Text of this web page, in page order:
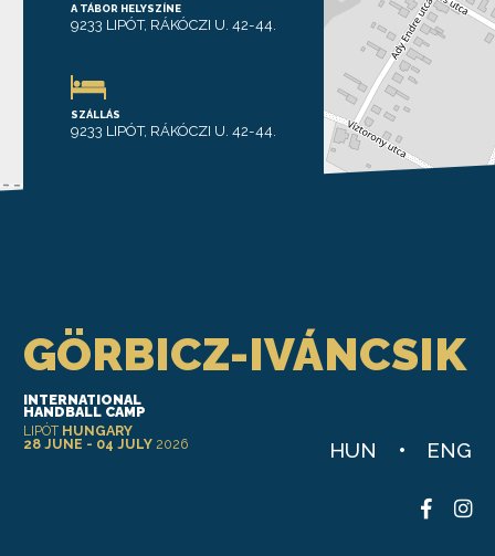
A TÁBOR HELYSZÍNE
9233 LIPÓT, RÁKÓCZI U. 42-44.
SZÁLLÁS
9233 LIPÓT, RÁKÓCZI U. 42-44.
GÖRBICZ-IVÁNCSIK
INTERNATIONAL
HANDBALL CAMP
LIPÓT HUNGARY
28 JUNE - 04 JULY2026 HUN ENG